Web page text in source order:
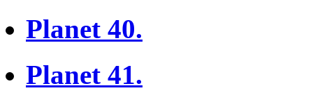
Planet 40.
Planet 41.